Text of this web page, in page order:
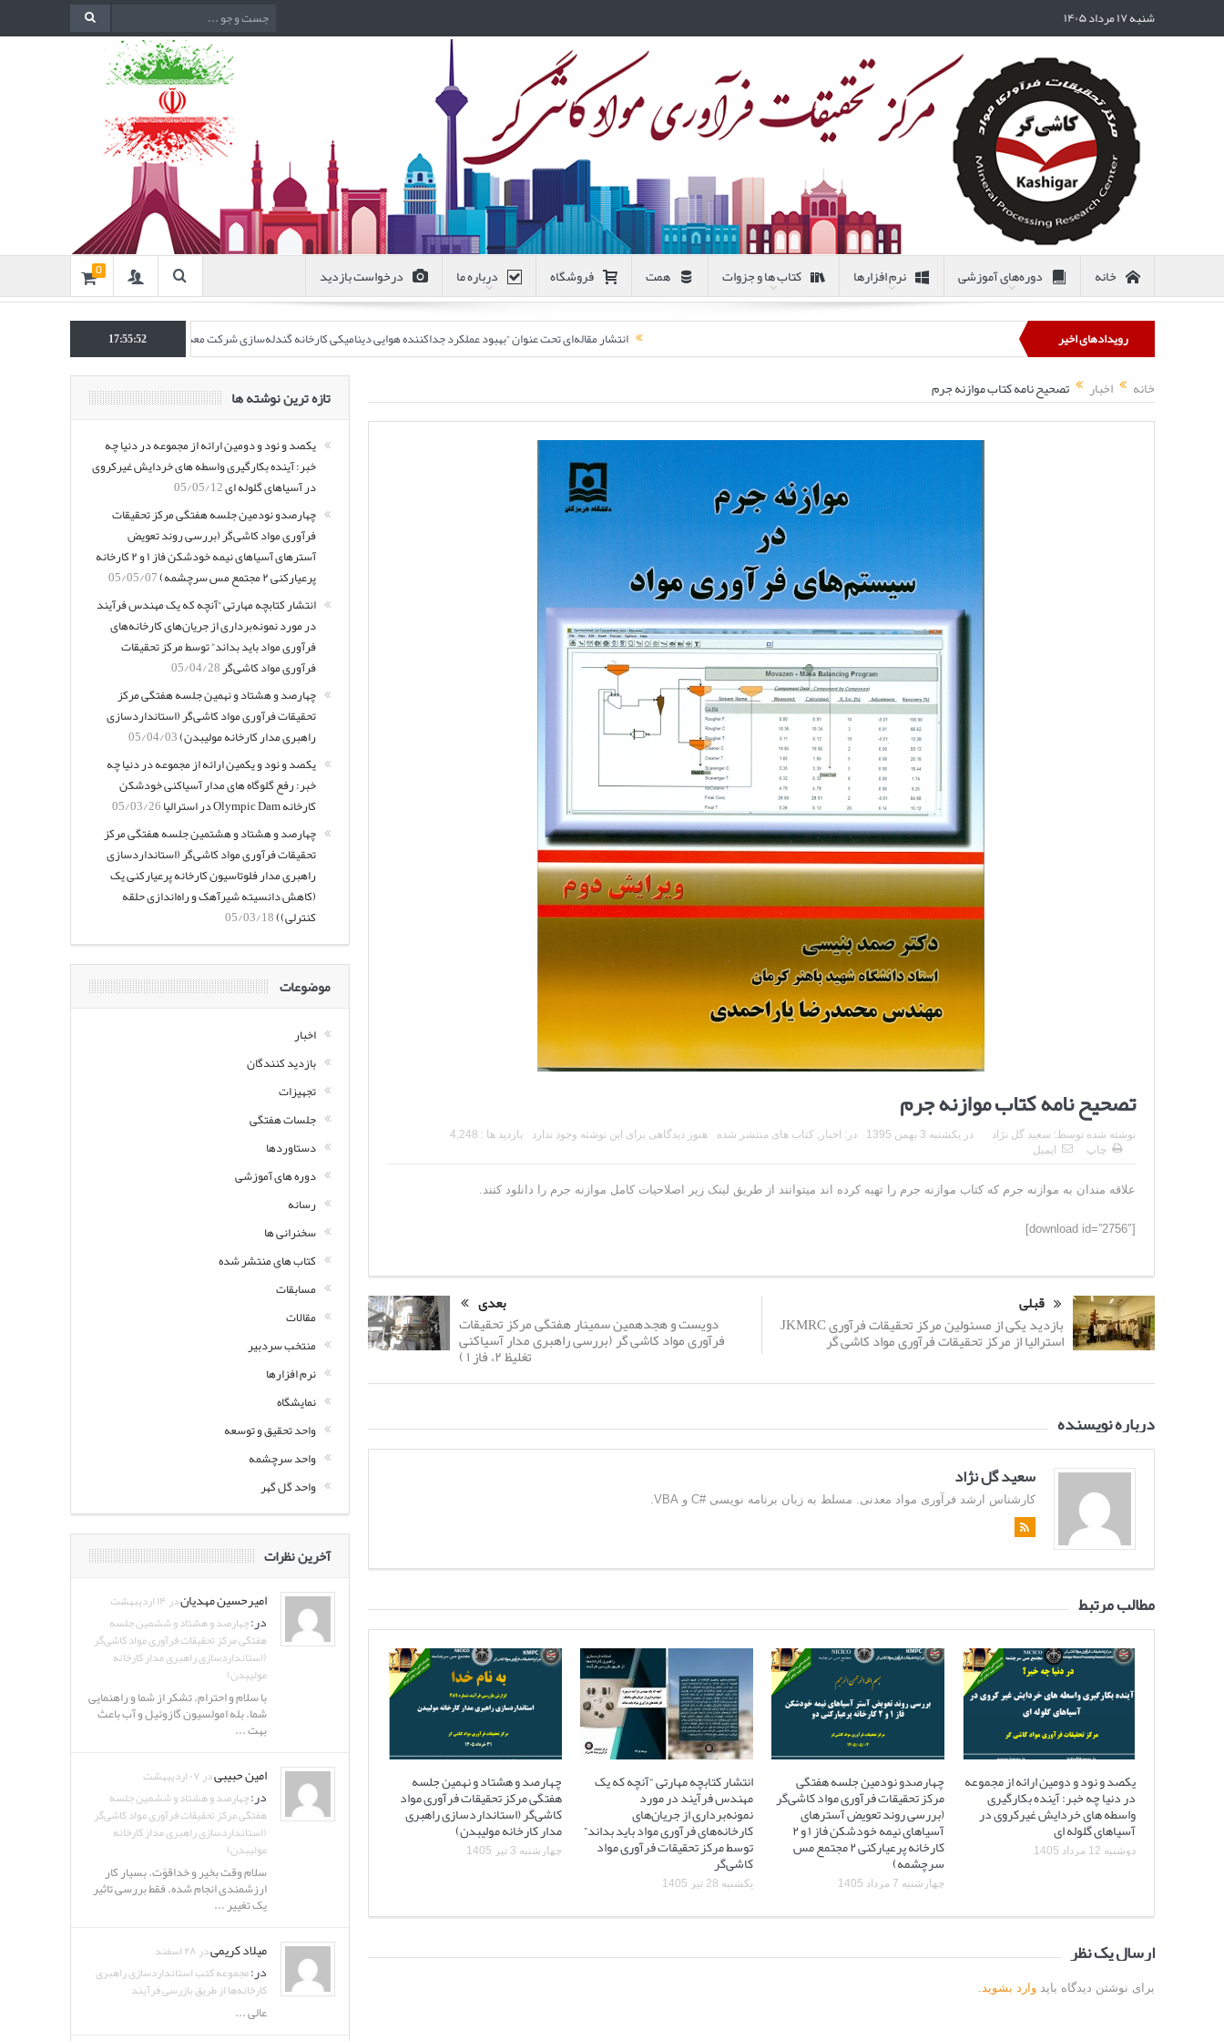
شنبه ۱۷ مرداد ۱۴۰۵
خانه دوره‌های آموزشی نرم افزارها کتاب ها و جزوات همت فروشگاه درباره ما درخواست بازدید 0
رویدادهای اخیر انتشار مقاله‌ای تحت عنوان “بهبود عملکرد جداکننده هوایی دینامیکی کارخانه گندله‌سازی شرکت معدنی و صنعتی گل‌گهر” در نشریه
17:55:53
خانه اخبار تصحیح نامه کتاب موازنه جرم
تصحیح نامه کتاب موازنه جرم
نوشته شده توسط: سعید گل نژاد در یکشنبه 3 بهمن 1395 در: اخبار ,کتاب های منتشر شده هنوز دیدگاهی برای این نوشته وجود ندارد
بازدید ها : 4,248
چاپ
ایمیل
علاقه مندان به موازنه جرم که کتاب موازنه جرم را تهیه کرده اند میتوانند از طریق لینک زیر اصلاحیات کامل موازنه جرم را دانلود کنند.
[download id=”2756″]
قبلی
بازدید یکی از مسئولین مرکز تحقیقات فرآوری JKMRC
استرالیا از مرکز تحقیقات فرآوری مواد کاشی گر
بعدی
دویست و هجدهمین سمینار هفتگی مرکز تحقیقات
فرآوری مواد کاشی گر (بررسی راهبری مدار آسیاکنی
تغلیظ ۲، فاز ۱ )
درباره نویسنده
سعید گل نژاد
کارشناس ارشد فرآوری مواد معدنی. مسلط به زبان برنامه نویسی #C و VBA.
مطالب مرتبط
یکصد و نود و دومین ارائه از مجموعه
در دنیا چه خبر: آینده بکارگیری
واسطه های خردایش غیرکروی در
آسیاهای گلوله ای
دوشنبه 12 مرداد 1405
چهارصدو نودمین جلسه هفتگی
مرکز تحقیقات فرآوری مواد کاشی‌گر
(بررسی روند تعویض آسترهای
آسیاهای نیمه خودشکن فاز ۱ و ۲
کارخانه پرعیارکنی ۲ مجتمع مس
سرچشمه)
چهارشنبه 7 مرداد 1405
انتشار کتابچه مهارتی “آنچه که یک
مهندس فرآیند در مورد
نمونه‌برداری از جریان‌های
کارخانه‌های فرآوری مواد باید بداند”
توسط مرکز تحقیقات فرآوری مواد
کاشی‌گر
یکشنبه 28 تیر 1405
چهارصد و هشتاد و نهمین جلسه
هفتگی مرکز تحقیقات فرآوری مواد
کاشی‌گر (استانداردسازی راهبری
مدار کارخانه مولیبدن)
چهارشنبه 3 تیر 1405
ارسال یک نظر
برای نوشتن دیدگاه بایدوارد بشوید
تازه ترین نوشته ها
یکصد و نود و دومین ارائه از مجموعه در دنیا چه
خبر: آینده بکارگیری واسطه های خردایش غیرکروی
در آسیاهای گلوله ای05/05/12
چهارصدو نودمین جلسه هفتگی مرکز تحقیقات
فرآوری مواد کاشی‌گر (بررسی روند تعویض
آسترهای آسیاهای نیمه خودشکن فاز ۱ و ۲ کارخانه
پرعیارکنی ۲ مجتمع مس سرچشمه)
05/05/07
انتشار کتابچه مهارتی “آنچه که یک مهندس فرآیند
در مورد نمونه‌برداری از جریان‌های کارخانه‌های
فرآوری مواد باید بداند” توسط مرکز تحقیقات
فرآوری مواد کاشی‌گر05/04/28
چهارصد و هشتاد و نهمین جلسه هفتگی مرکز
تحقیقات فرآوری مواد کاشی‌گر (استانداردسازی
راهبری مدار کارخانه مولیبدن)05/04/03
یکصد و نود و یکمین ارائه از مجموعه در دنیا چه
خبر: رفع گلوگاه های مدار آسیاکنی خودشکن
کارخانه Olympic Dam در استرالیا
05/03/26
چهارصد و هشتاد و هشتمین جلسه هفتگی مرکز
تحقیقات فرآوری مواد کاشی‌گر (استانداردسازی
راهبری مدار فلوتاسیون کارخانه پرعیارکنی یک
(کاهش دانسیته شیرآهک و راه‌اندازی حلقه
کنترلی))05/03/18
موضوعات
اخبار
بازدید کنندگان
تجهیزات
جلسات هفتگی
دستاوردها
دوره های آموزشی
رسانه
سخنرانی ها
کتاب های منتشر شده
مسابقات
مقالات
منتخب سردبیر
نرم افزارها
نمایشگاه
واحد تحقیق و توسعه
واحد سرچشمه
واحد گل گهر
آخرین نظرات
امیرحسین مهدیاندر ۱۴ اردیبهشت
در:چهارصد و هشتاد و ششمین جلسه
هفتگی مرکز تحقیقات فرآوری مواد کاشی‌گر
(استانداردسازی راهبری مدار کارخانه
مولیبدن)
با سلام و احترام. تشکر از شما و راهنمایی
شما. بله امولسیون گازوئیل و آب باعث
بهت ...
امین حبیبیدر ۰۷ اردیبهشت
در:چهارصد و هشتاد و ششمین جلسه
هفتگی مرکز تحقیقات فرآوری مواد کاشی‌گر
(استانداردسازی راهبری مدار کارخانه
مولیبدن)
سلام وقت بخیر و خداقوّت. بسیار کار
ارزشمندی انجام شده. فقط بررسی تاثیر
یک تغییر ...
میلاد کریمیدر ۲۸ اسفند
در:مجموعه کتب استانداردسازی راهبری
کارخانه‌ها از طریق بازرسی فرآیند
عالی ...